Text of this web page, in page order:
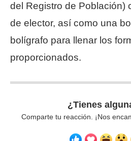
del Registro de Población)
de elector, así como una
bolígrafo para llenar los
proporcionados.
¿Tienes
Comparte tu reacción. ¡Nos